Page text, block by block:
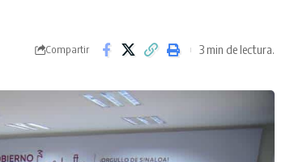
Compartir 3 min de lectura.